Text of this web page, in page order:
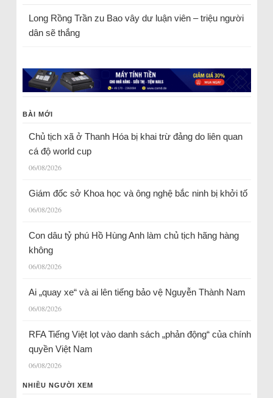
Long Rồng Trầnzu Bao vây dư luận viên – triệu người
dân sẽ thắng
BÀI MỚI
Chủ tịch xã ở Thanh Hóa bị khai trừ đảng do liên quan
cá độ world cup
06/08/2026
Giám đốc sở Khoa học và ông nghệ bắc ninh bị khởi tố
06/08/2026
Con dâu tỷ phú Hồ Hùng Anh làm chủ tịch hãng hàng
không
06/08/2026
Ai „quay xe“ và ai lên tiếng bảo vệ Nguyễn Thành Nam
06/08/2026
RFA Tiếng Việt lọt vào danh sách „phản động“ của chính
quyền Việt Nam
06/08/2026
NHIỀU NGƯỜI XEM